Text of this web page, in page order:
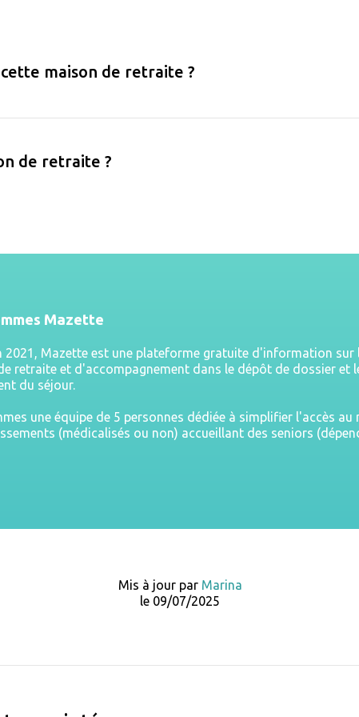
maison de retraite ?
de retraite ?
Mazette
2021, Mazette est une plateforme gratuite d'information sur
retraite et d'accompagnement dans le dépôt de dossier et
du séjour.
une équipe de 5 personnes dédiée à simplifier l'accès au
(médicalisés ou non) accueillant des seniors
Mis à jour par Marina
le 09/07/2025